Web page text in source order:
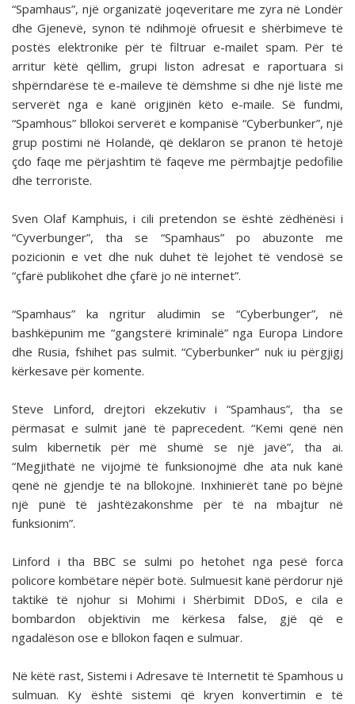
“Spamhaus”, një organizatë joqeveritare me zyra në Londër
dhe Gjenevë, synon të ndihmojë ofruesit e shërbimeve të
postës elektronike për të filtruar e-mailet spam. Për të
arritur këtë qëllim, grupi liston adresat e raportuara si
shpërndarëse të e-maileve të dëmshme si dhe një listë me
serverët nga e kanë origjinën këto e-maile. Së fundmi,
“Spamhous” bllokoi serverët e kompanisë “Cyberbunker”, një
grup postimi në Holandë, që deklaron se pranon të hetojë
çdo faqe me përjashtim të faqeve me përmbajtje pedofilie
dhe terroriste.
Sven Olaf Kamphuis, i cili pretendon se është zëdhënësi i
“Cyverbunger”, tha se “Spamhaus” po abuzonte me
pozicionin e vet dhe nuk duhet të lejohet të vendosë se
“çfarë publikohet dhe çfarë jo në internet”.
“Spamhaus” ka ngritur aludimin se “Cyberbunger”, në
bashkëpunim me “gangsterë kriminalë” nga Europa Lindore
dhe Rusia, fshihet pas sulmit. “Cyberbunker” nuk iu përgjigj
kërkesave për komente.
Steve Linford, drejtori ekzekutiv i “Spamhaus”, tha se
përmasat e sulmit janë të paprecedent. “Kemi qenë nën
sulm kibernetik për më shumë se një javë”, tha ai.
“Megjithatë ne vijojmë të funksionojmë dhe ata nuk kanë
qenë në gjendje të na bllokojnë. Inxhinierët tanë po bëjnë
një punë të jashtëzakonshme për të na mbajtur në
funksionim”.
Linford i tha BBC se sulmi po hetohet nga pesë forca
policore kombëtare nëpër botë. Sulmuesit kanë përdorur një
taktikë të njohur si Mohimi i Shërbimit DDoS, e cila e
bombardon objektivin me kërkesa false, gjë që e
ngadalëson ose e bllokon faqen e sulmuar.
Në këtë rast, Sistemi i Adresave të Internetit të Spamhous u
sulmuan. Ky është sistemi që kryen konvertimin e të